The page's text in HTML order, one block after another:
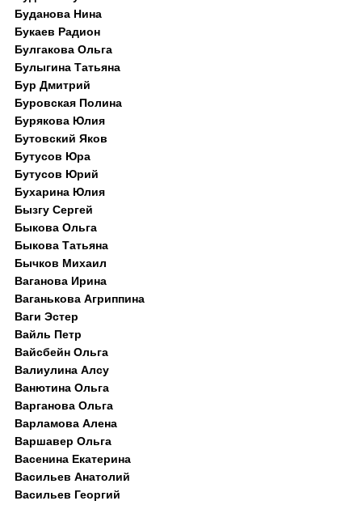
Буданова Нина
Букаев Радион
Булгакова Ольга
Булыгина Татьяна
Бур Дмитрий
Буровская Полина
Бурякова Юлия
Бутовский Яков
Бутусов Юра
Бутусов Юрий
Бухарина Юлия
Бызгу Сергей
Быкова Ольга
Быкова Татьяна
Бычков Михаил
Ваганова Ирина
Ваганькова Агриппина
Ваги Эстер
Вайль Петр
Вайсбейн Ольга
Валиулина Алсу
Ванютина Ольга
Варганова Ольга
Варламова Алена
Варшавер Ольга
Васенина Екатерина
Васильев Анатолий
Васильев Георгий